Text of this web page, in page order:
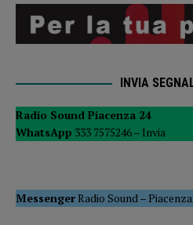
INVIA
Radio Sound Piacenza 24
WhatsApp 333 7575246 – Invia
MessengerRadio Sound –